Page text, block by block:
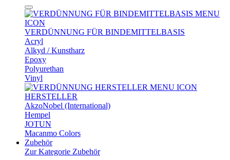
VERDÜNNUNG FÜR BINDEMITTELBASIS
Acryl
Alkyd / Kunstharz
Epoxy
Polyurethan
Vinyl
HERSTELLER
AkzoNobel (International)
Hempel
JOTUN
Macanmo Colors
Zubehör
Zur Kategorie Zubehör